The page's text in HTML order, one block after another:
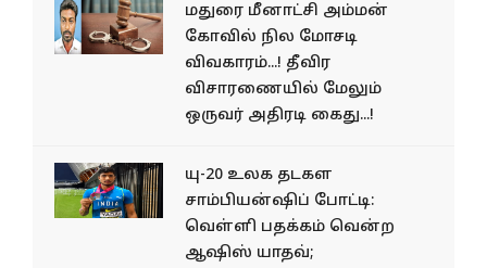
மதுரை மீனாட்சி அம்மன்
கோவில் நில மோசடி
விவகாரம்...! தீவிர
விசாரணையில் மேலும்
ஒருவர் அதிரடி கைது...!
யு-20 உலக தடகள
சாம்பியன்ஷிப் போட்டி:
வெள்ளி பதக்கம் வென்ற
ஆஷிஸ் யாதவ்;